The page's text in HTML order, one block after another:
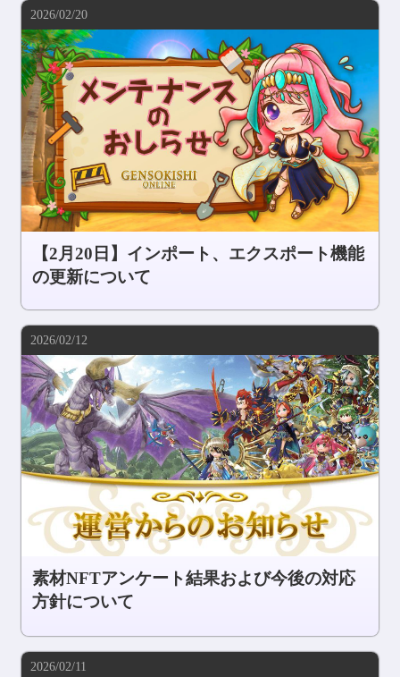
2026/02/20
【2月20日】インポート、エクスポート機能
の更新について
2026/02/12
素材NFTアンケート結果および今後の対応
方針について
2026/02/11